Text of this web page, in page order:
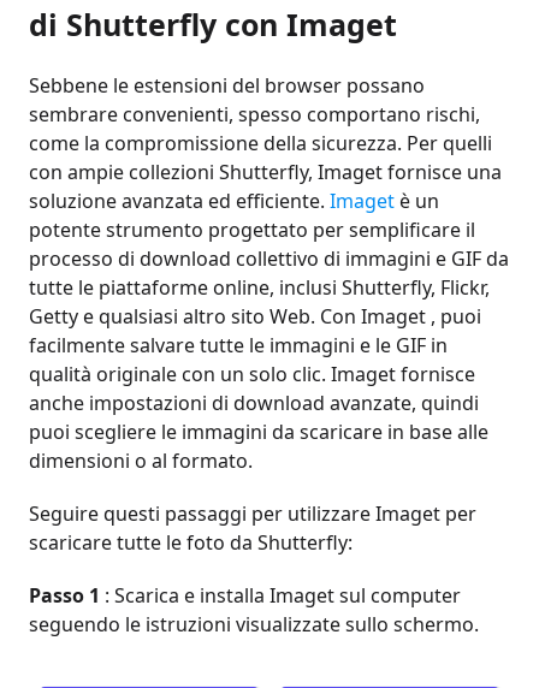
di Shutterfly con Imaget
Sebbene le estensioni del browser possano
sembrare convenienti, spesso comportano rischi,
come la compromissione della sicurezza. Per quelli
con ampie collezioni Shutterfly, Imaget fornisce una
soluzione avanzata ed efficiente. Imaget è un
potente strumento progettato per semplificare il
processo di download collettivo di immagini e GIF da
tutte le piattaforme online, inclusi Shutterfly, Flickr,
Getty e qualsiasi altro sito Web. Con Imaget , puoi
facilmente salvare tutte le immagini e le GIF in
qualità originale con un solo clic. Imaget fornisce
anche impostazioni di download avanzate, quindi
puoi scegliere le immagini da scaricare in base alle
dimensioni o al formato.
Seguire questi passaggi per utilizzare Imaget per
scaricare tutte le foto da Shutterfly:
Passo 1 : Scarica e installa Imaget sul computer
seguendo le istruzioni visualizzate sullo schermo.